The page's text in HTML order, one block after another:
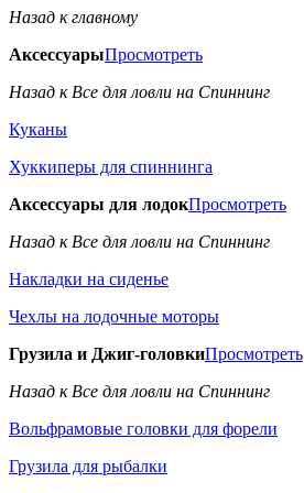
Назад к главному
АксессуарыПросмотреть
Назад к Все для ловли на Спиннинг
Куканы
Хуккиперы для спиннинга
Аксессуары для лодокПросмотреть
Назад к Все для ловли на Спиннинг
Накладки на сиденье
Чехлы на лодочные моторы
Грузила и Джиг-головкиПросмотреть
Назад к Все для ловли на Спиннинг
Вольфрамовые головки для форели
Грузила для рыбалки